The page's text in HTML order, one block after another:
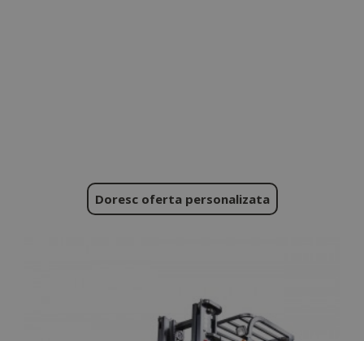
Doresc oferta personalizata